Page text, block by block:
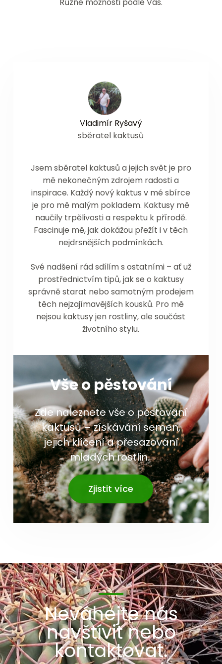
Vladimír Ryšavý
sběratel kaktusů
Jsem sběratel kaktusů a jejich svět je pro
mě nekonečným zdrojem radosti a
inspirace. Každý nový kaktus v mé sbírce
je pro mě malým pokladem. Kaktusy mě
naučily trpělivosti a respektu k přírodě.
Fascinuje mě, jak dokážou přežít i v těch
nejdrsnějších podmínkách.
Své nadšení rád sdílím s ostatními – ať už
prostřednictvím tipů, jak se o kaktusy
správně starat nebo samotným prodejem
těch nejzajímavějších kousků. Pro mě
nejsou kaktusy jen rostliny, ale součást
životního stylu.
Vše o pěstování
Zde naleznete vše o pěstování
kaktusů – získávání semen,
jejich klíčení a přesazování
mladých rostlin.
Zjistit více
Neváhejte nás
navštívit nebo
kontaktovat.